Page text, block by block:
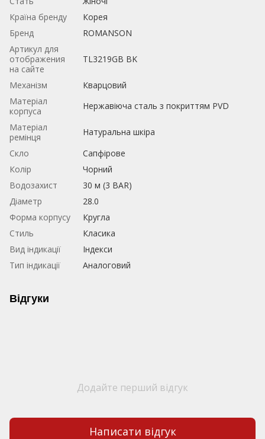
Країна бренду
Корея
Бренд
ROMANSON
Артикул для
отображения
на сайте
TL3219GB BK
Механізм
Кварцовий
Матеріал
корпуса
Нержавіюча сталь з покриттям PVD
Матеріал
ремінця
Натуральна шкіра
Скло
Сапфірове
Колір
Чорний
Водозахист
30 м (3 BAR)
Діаметр
28.0
Форма корпусу
Кругла
Стиль
Класика
Вид індикації
Індекси
Тип індикації
Аналоговий
Відгуки
Додайте перший відгук
Написати відгук